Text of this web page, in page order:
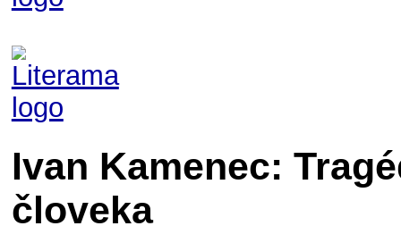
Ivan Kamenec:
človeka